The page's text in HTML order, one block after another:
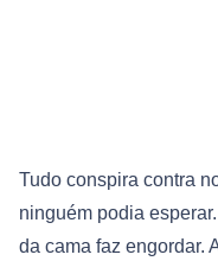
Tudo conspira contra
ninguém podia
da cama faz engordar.